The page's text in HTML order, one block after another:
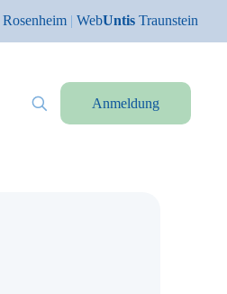
Rosenheim | WebUntis Traunstein
Anmeldung